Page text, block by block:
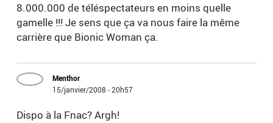
8.000.000 de téléspectateurs en moins quelle
gamelle !!! Je sens que ça va nous faire la même
carrière que Bionic Woman ça.
Menthor
15/janvier/2008 - 20h57
Dispo à la Fnac? Argh!